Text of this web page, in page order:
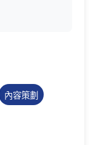
內容策劃